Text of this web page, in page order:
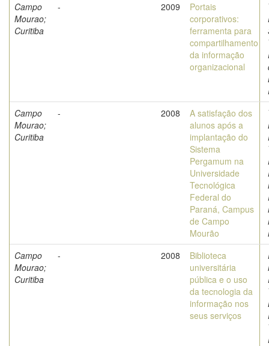
Campo
Mourao;
Curitiba
- 2009
Portais
corporativos:
ferramenta para
compartilhamento
da informação
organizacional
Campo
Mourao;
Curitiba
- 2008
A satisfação dos
alunos após a
implantação do
Sistema
Pergamum na
Universidade
Tecnológica
Federal do
Paraná, Campus
de Campo
Mourão
Campo
Mourao;
Curitiba
- 2008
Biblioteca
universitária
pública e o uso
da tecnologia da
informação nos
seus serviços